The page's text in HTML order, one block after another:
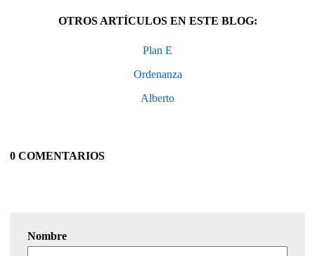
OTROS ARTÍCULOS EN ESTE BLOG:
Plan E
Ordenanza
Alberto
0 COMENTARIOS
Nombre